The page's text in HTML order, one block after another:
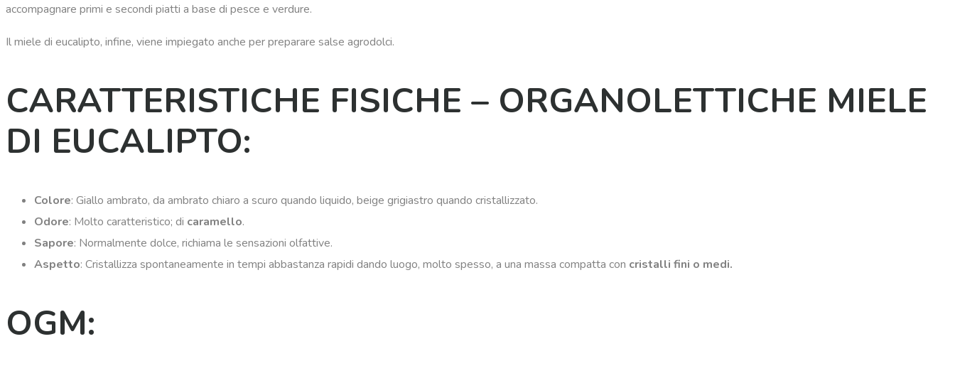
accompagnare primi e secondi piatti a base di pesce e verdure.
Il miele di eucalipto, infine, viene impiegato anche per preparare salse agrodolci.
CARATTERISTICHE FISICHE – ORGANOLETTICHE MIELE
DI EUCALIPTO:
Colore: Giallo ambrato, da ambrato chiaro a scuro quando liquido, beige grigiastro quando cristallizzato.
Odore: Molto caratteristico; di caramello.
Sapore: Normalmente dolce, richiama le sensazioni olfattive.
Aspetto: Cristallizza spontaneamente in tempi abbastanza rapidi dando luogo, molto spesso, a una massa compatta con cristalli fini o medi.
OGM: